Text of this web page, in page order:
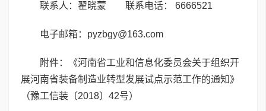
联系人：翟晓蒙 联系电话： 6666521
电子邮箱：pyzbgy@163.com
附件：《河南省工业和信息化委员会关于组织开
展河南省装备制造业转型发展试点示范工作的通知》
（豫工信装〔2018〕42号）